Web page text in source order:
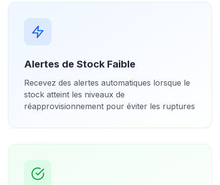
Alertes de Stock Faible
Recevez des alertes automatiques lorsque le
stock atteint les niveaux de
réapprovisionnement pour éviter les ruptures